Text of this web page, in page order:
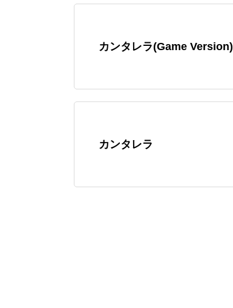
カンタレラ(Game Version)
カンタレラ